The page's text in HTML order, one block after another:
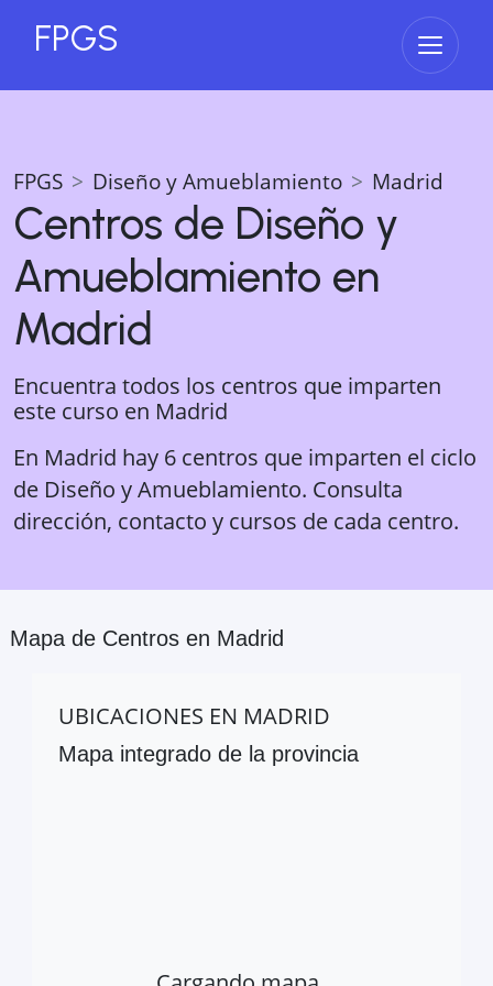
FPGS Abrir
FPGS Diseño y Amueblamiento Madrid
Centros de Diseño y
Amueblamiento en
Madrid
Encuentra todos los centros que imparten
este curso en Madrid
En Madrid hay 6 centros que imparten el ciclo
de Diseño y Amueblamiento. Consulta
dirección, contacto y cursos de cada centro.
Mapa de Centros en Madrid
UBICACIONES EN MADRID
Mapa integrado de la provincia